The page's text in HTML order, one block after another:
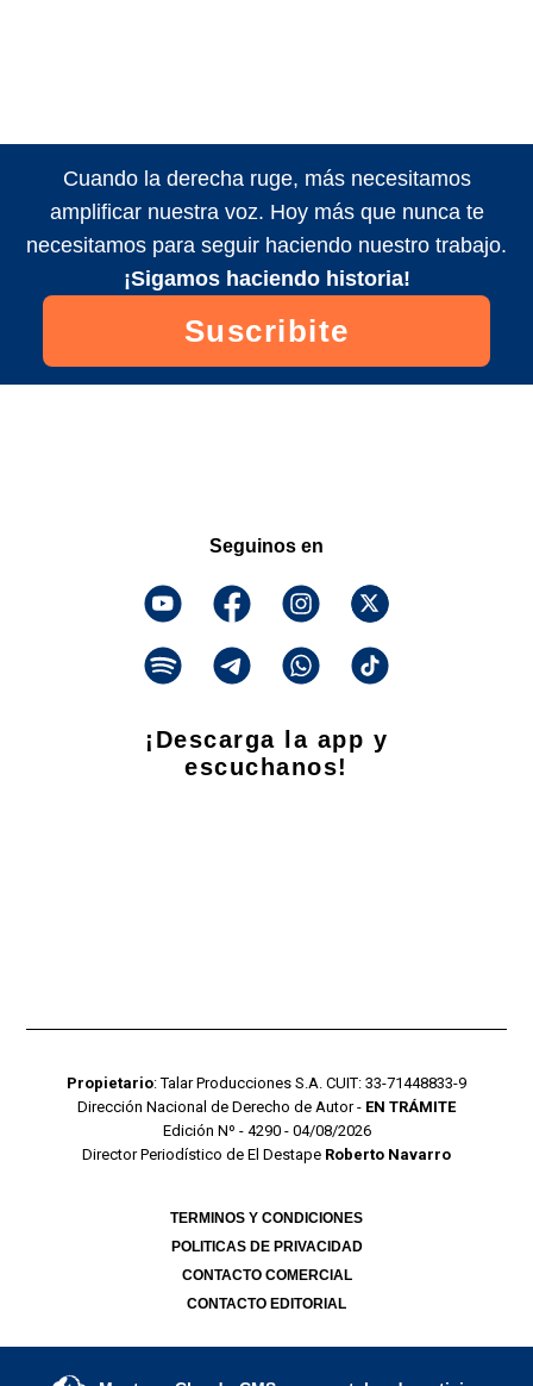
Cuando la derecha ruge, más necesitamos
amplificar nuestra voz. Hoy más que nunca te
necesitamos para seguir haciendo nuestro trabajo.
¡Sigamos haciendo historia!
Suscribite
Seguinos en
¡Descarga la app y
escuchanos!
Propietario: Talar Producciones S.A. CUIT: 33-71448833-9
Dirección Nacional de Derecho de Autor - EN TRÁMITE
Edición Nº - 4290 - 04/08/2026
Director Periodístico de El Destape Roberto Navarro
TERMINOS Y CONDICIONES
POLITICAS DE PRIVACIDAD
CONTACTO COMERCIAL
CONTACTO EDITORIAL